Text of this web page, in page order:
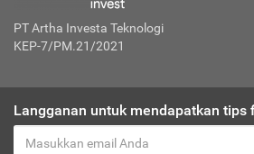
PT Artha Investa Teknologi
KEP-7/PM.21/2021
Langganan untuk mendapatkan tips